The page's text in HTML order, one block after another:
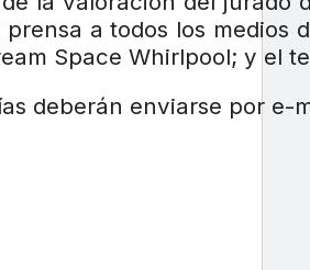
a todos los medios
Space Whirlpool; y el
deberán enviarse por e-